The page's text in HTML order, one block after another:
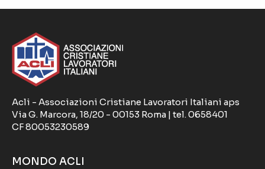
Acli - Associazioni Cristiane Lavoratori Italiani aps
Via G. Marcora, 18/20 - 00153 Roma | tel. 0658401
CF 80053230589
MONDO ACLI